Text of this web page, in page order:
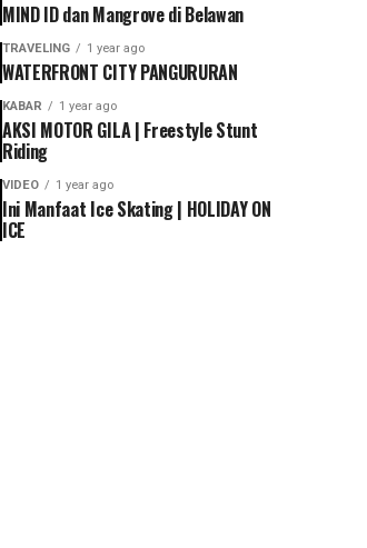
MIND ID dan Mangrove di Belawan
TRAVELING 1 year ago
WATERFRONT CITY PANGURURAN
KABAR 1 year ago
AKSI MOTOR GILA | Freestyle Stunt
Riding
VIDEO 1 year ago
Ini Manfaat Ice Skating | HOLIDAY ON
ICE